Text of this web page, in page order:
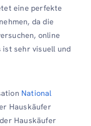
eine perfekte
da die
online
ist sehr visuell und
National
Hauskäufer
Hauskäufer